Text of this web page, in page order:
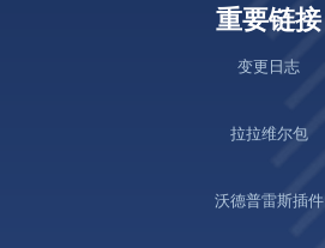
重要链接
变更日志
拉拉维尔包
沃德普雷斯插件